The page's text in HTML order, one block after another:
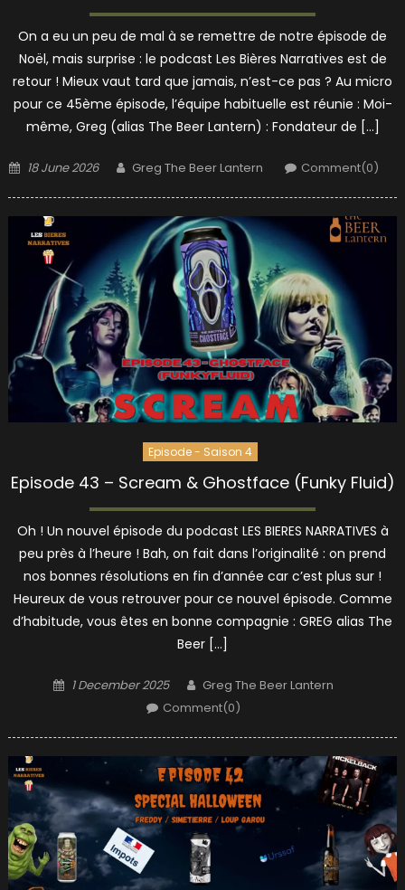
On a eu un peu de mal à se remettre de notre épisode de
Noël, mais surprise : le podcast Les Bières Narratives est de
retour ! Mieux vaut tard que jamais, n’est-ce pas ? Au micro
pour ce 45ème épisode, l’équipe habituelle est réunie : Moi-
même, Greg (alias The Beer Lantern) : Fondateur de […]
Posted
18 June 2026 Author
Greg The Beer Lantern Comment(0)
Episode - Saison 4
Episode 43 – Scream & Ghostface (Funky Fluid)
Oh ! Un nouvel épisode du podcast LES BIERES NARRATIVES à
peu près à l’heure ! Bah, on fait dans l’originalité : on prend
nos bonnes résolutions en fin d’année car c’est plus sur !
Heureux de vous retrouver pour ce nouvel épisode. Comme
d’habitude, vous êtes en bonne compagnie : GREG alias The
Beer […]
Posted
1 December 2025 Author
Greg The Beer Lantern
Comment(0)